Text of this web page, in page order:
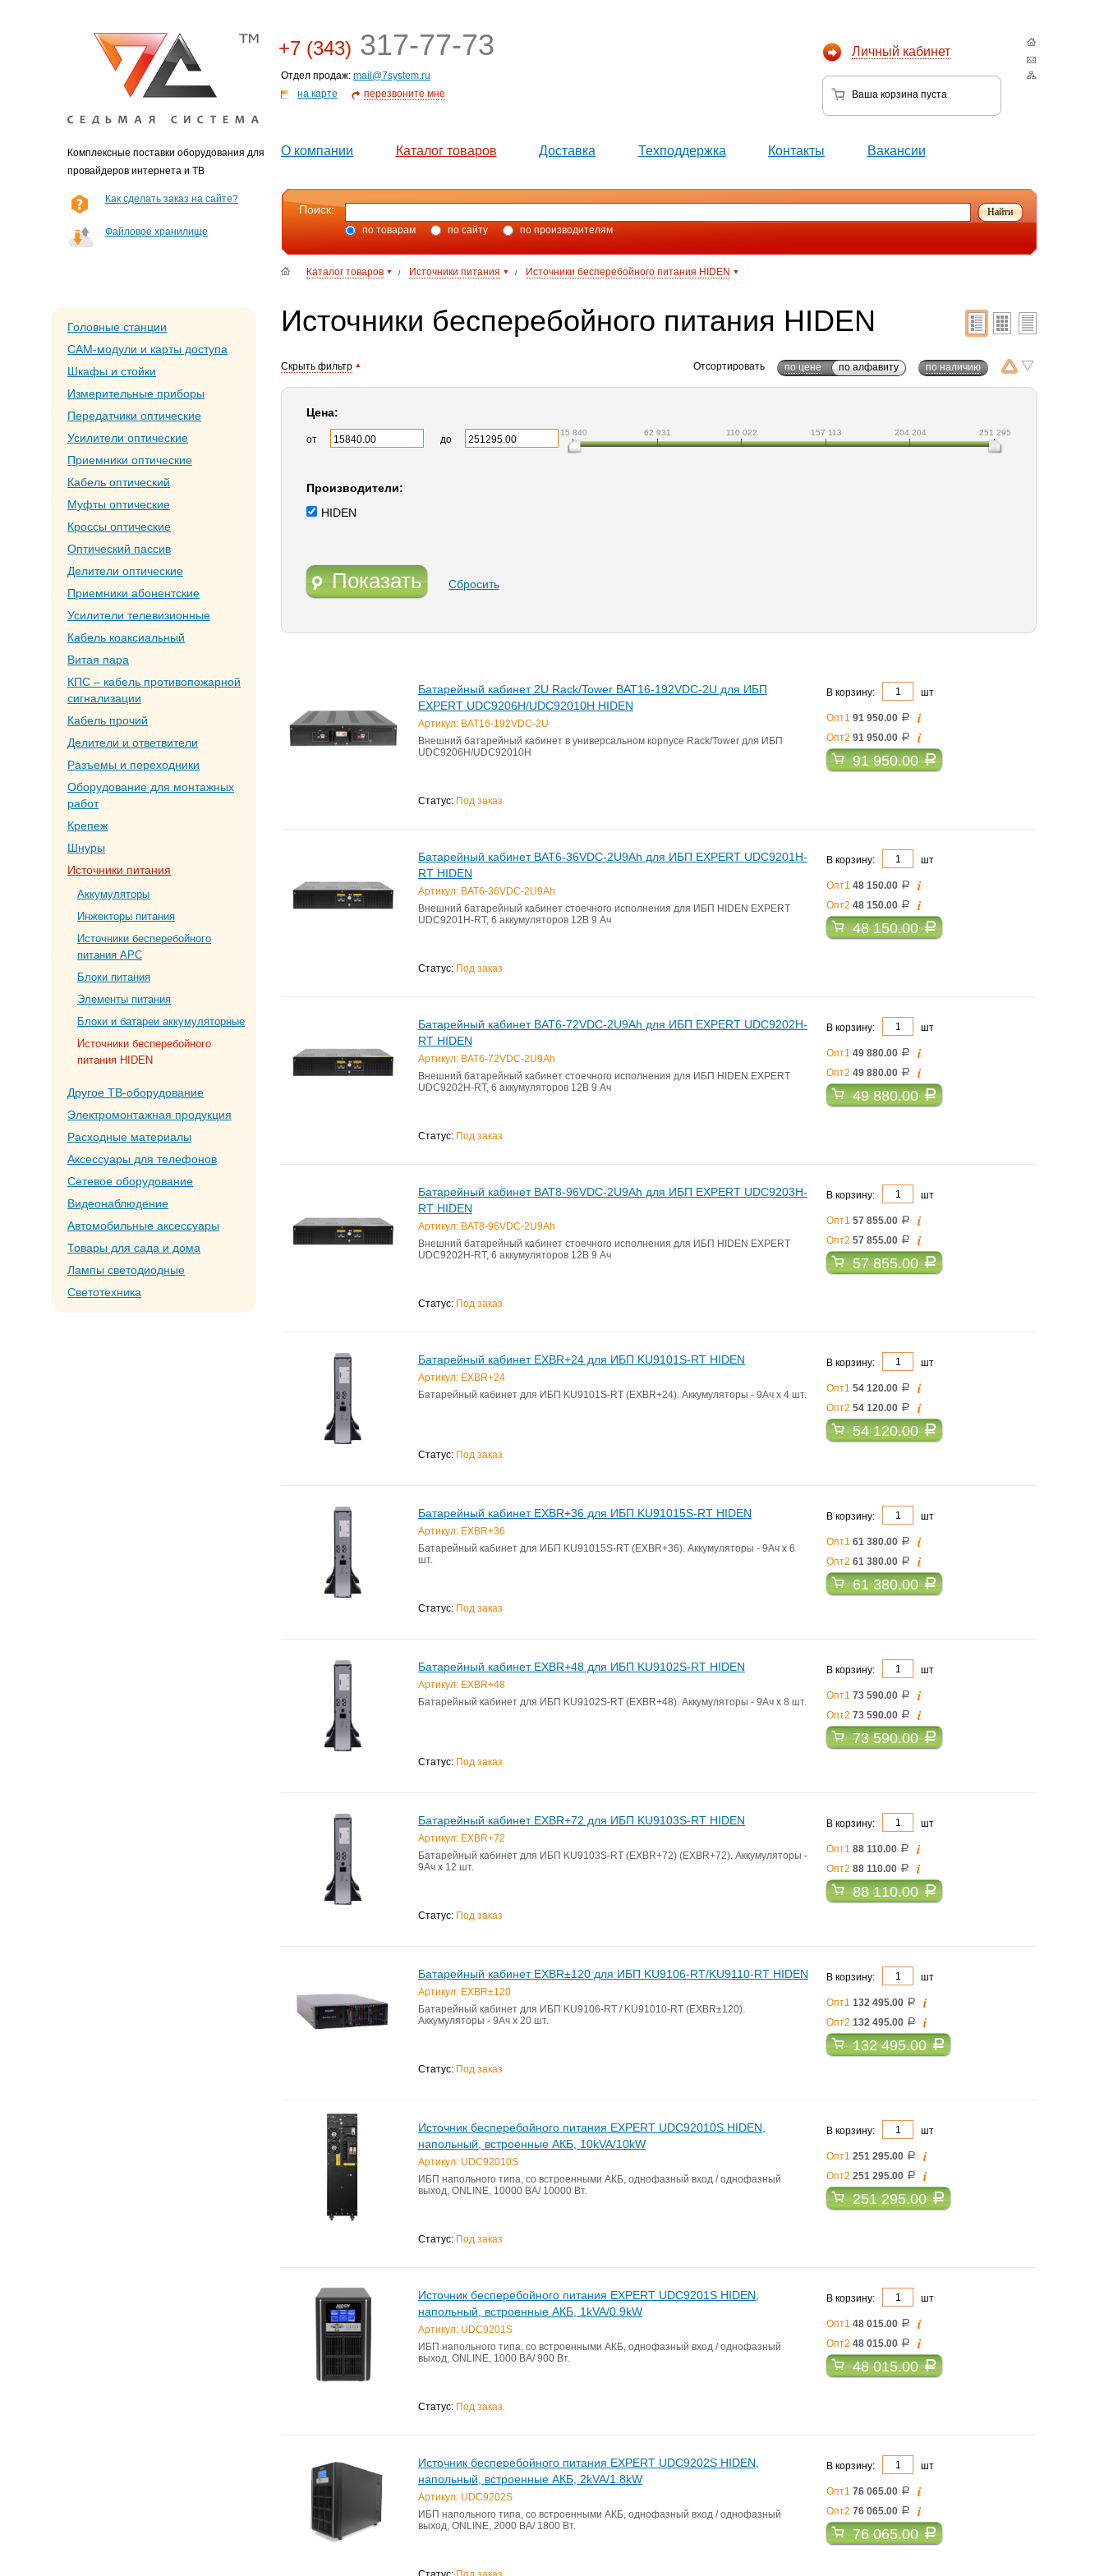
Комплексные поставки оборудования для
провайдеров интернета и ТВ
Личный кабинет
Ваша корзина пуста
+7 (343) 317-77-73
Отдел продаж: mail@7system.ru
на карте
перезвоните мне
О компании Каталог товаров Доставка Техподдержка Контакты Вакансии
Как сделать заказ на сайте?
Файловое хранилище
Поиск:
по товарам по сайту по производителям
Каталог товаров / Источники питания / Источники бесперебойного питания HIDEN
Головные станции
CAM-модули и карты доступа
Шкафы и стойки
Измерительные приборы
Передатчики оптические
Усилители оптические
Приемники оптические
Кабель оптический
Муфты оптические
Кроссы оптические
Оптический пассив
Делители оптические
Приемники абонентские
Усилители телевизионные
Кабель коаксиальный
Витая пара
КПС – кабель противопожарной
сигнализации
Кабель прочий
Делители и ответвители
Разъемы и переходники
Оборудование для монтажных
работ
Крепеж
Шнуры
Источники питания
Аккумуляторы
Инжекторы питания
Источники бесперебойного
питания APC
Блоки питания
Элементы питания
Блоки и батареи аккумуляторные
Источники бесперебойного
питания HIDEN
Другое ТВ-оборудование
Электромонтажная продукция
Расходные материалы
Аксессуары для телефонов
Сетевое оборудование
Видеонаблюдение
Автомобильные аксессуары
Товары для сада и дома
Лампы светодиодные
Светотехника
Источники бесперебойного питания HIDEN
Отсортировать по цене по алфавиту по наличию
Скрыть фильтр
Цена:
от до
15 840 62 931 110 022 157 113 204 204 251 295
Производители:
HIDEN
Показать Сбросить
Батарейный кабинет 2U Rack/Tower BAT16-192VDC-2U для ИБП
EXPERT UDC9206H/UDC92010H HIDEN
Артикул: BAT16-192VDC-2U
Внешний батарейный кабинет в универсальном корпусе Rack/Tower для ИБП
UDC9206H/UDC92010H
Статус: Под заказ
В корзину: шт
Опт1 91 950.00 a i
Опт2 91 950.00 a i
91 950.00a
Батарейный кабинет BAT6-36VDC-2U9Ah для ИБП EXPERT UDC9201H-
RT HIDEN
Артикул: BAT6-36VDC-2U9Ah
Внешний батарейный кабинет стоечного исполнения для ИБП HIDEN EXPERT
UDC9201H-RT, 6 аккумуляторов 12В 9 Ач
Статус: Под заказ
В корзину: шт
Опт1 48 150.00 a i
Опт2 48 150.00 a i
48 150.00a
Батарейный кабинет BAT6-72VDC-2U9Ah для ИБП EXPERT UDC9202H-
RT HIDEN
Артикул: BAT6-72VDC-2U9Ah
Внешний батарейный кабинет стоечного исполнения для ИБП HIDEN EXPERT
UDC9202H-RT, 6 аккумуляторов 12В 9 Ач
Статус: Под заказ
В корзину: шт
Опт1 49 880.00 a i
Опт2 49 880.00 a i
49 880.00a
Батарейный кабинет BAT8-96VDC-2U9Ah для ИБП EXPERT UDC9203H-
RT HIDEN
Артикул: BAT8-96VDC-2U9Ah
Внешний батарейный кабинет стоечного исполнения для ИБП HIDEN EXPERT
UDC9202H-RT, 6 аккумуляторов 12В 9 Ач
Статус: Под заказ
В корзину: шт
Опт1 57 855.00 a i
Опт2 57 855.00 a i
57 855.00a
Батарейный кабинет EXBR+24 для ИБП KU9101S-RT HIDEN
Артикул: EXBR+24
Батарейный кабинет для ИБП KU9101S-RT (EXBR+24). Аккумуляторы - 9Ач х 4 шт.
Статус: Под заказ
В корзину: шт
Опт1 54 120.00 a i
Опт2 54 120.00 a i
54 120.00a
Батарейный кабинет EXBR+36 для ИБП KU91015S-RT HIDEN
Артикул: EXBR+36
Батарейный кабинет для ИБП KU91015S-RT (EXBR+36). Аккумуляторы - 9Ач х 6
шт.
Статус: Под заказ
В корзину: шт
Опт1 61 380.00 a i
Опт2 61 380.00 a i
61 380.00a
Батарейный кабинет EXBR+48 для ИБП KU9102S-RT HIDEN
Артикул: EXBR+48
Батарейный кабинет для ИБП KU9102S-RT (EXBR+48). Аккумуляторы - 9Ач х 8 шт.
Статус: Под заказ
В корзину: шт
Опт1 73 590.00 a i
Опт2 73 590.00 a i
73 590.00a
Батарейный кабинет EXBR+72 для ИБП KU9103S-RT HIDEN
Артикул: EXBR+72
Батарейный кабинет для ИБП KU9103S-RT (EXBR+72) (EXBR+72). Аккумуляторы -
9Ач х 12 шт.
Статус: Под заказ
В корзину: шт
Опт1 88 110.00 a i
Опт2 88 110.00 a i
88 110.00a
Батарейный кабинет EXBR±120 для ИБП KU9106-RT/KU9110-RT HIDEN
Артикул: EXBR±120
Батарейный кабинет для ИБП KU9106-RT / KU91010-RT (EXBR±120).
Аккумуляторы - 9Ач х 20 шт.
Статус: Под заказ
В корзину: шт
Опт1 132 495.00 a i
Опт2 132 495.00 a i
132 495.00a
Источник бесперебойного питания EXPERT UDC92010S HIDEN,
напольный, встроенные АКБ, 10kVA/10kW
Артикул: UDC92010S
ИБП напольного типа, со встроенными АКБ, однофазный вход / однофазный
выход, ONLINE, 10000 ВА/ 10000 Вт.
Статус: Под заказ
В корзину: шт
Опт1 251 295.00 a i
Опт2 251 295.00 a i
251 295.00a
Источник бесперебойного питания EXPERT UDC9201S HIDEN,
напольный, встроенные АКБ, 1kVA/0.9kW
Артикул: UDC9201S
ИБП напольного типа, со встроенными АКБ, однофазный вход / однофазный
выход, ONLINE, 1000 ВА/ 900 Вт.
Статус: Под заказ
В корзину: шт
Опт1 48 015.00 a i
Опт2 48 015.00 a i
48 015.00a
Источник бесперебойного питания EXPERT UDC9202S HIDEN,
напольный, встроенные АКБ, 2kVA/1.8kW
Артикул: UDC9202S
ИБП напольного типа, со встроенными АКБ, однофазный вход / однофазный
выход, ONLINE, 2000 ВА/ 1800 Вт.
В корзину: шт
Опт1 76 065.00 a i
Опт2 76 065.00 a i
76 065.00a